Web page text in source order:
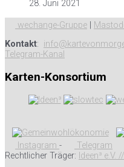
28. Juni 2021
wechange-Gruppe
Kontakt:
Telegram-Kanal
Karten-Konsortium
Instagram -
Telegram
Rechtlicher Träger: Ideen³